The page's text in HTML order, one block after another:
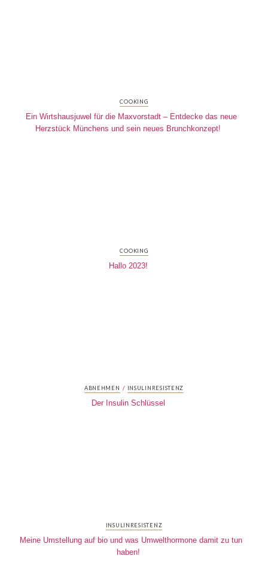
COOKING
Ein Wirtshausjuwel für die Maxvorstadt – Entdecke das neue
Herzstück Münchens und sein neues Brunchkonzept!
COOKING
Hallo 2023!
ABNEHMEN / INSULINRESISTENZ
Der Insulin Schlüssel
INSULINRESISTENZ
Meine Umstellung auf bio und was Umwelthormone damit zu tun
haben!